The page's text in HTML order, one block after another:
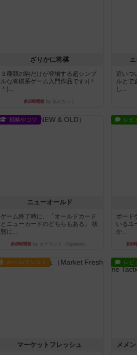
ざりかに将棋
３種類の駒だけが登場する超シンプ
ルな将棋系ゲーム入門作品です♪(＾
＾)...
約1時間前 by あんちっく
追いつ
ルとで
し...
戦略やコツ
ニューオールド
ゲーム終了時に、「オールドカード
とニューカードのどちらもある」 状
態に...
約8時間前 by オグランド（Oguland）
レビ
ボード
いるユ
か...
約8
ルール/インスト
マーケットフレッシュ
レビ
メメ